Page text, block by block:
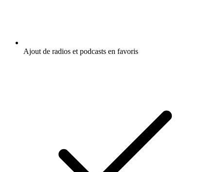
Ajout de radios et podcasts en favoris